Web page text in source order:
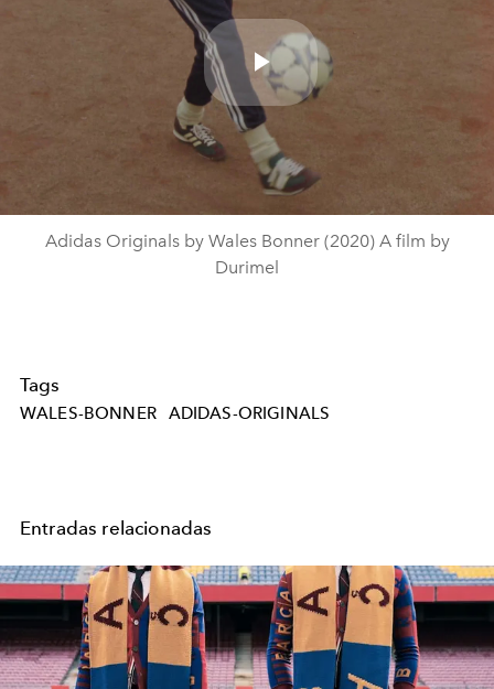
Play
Video
Adidas Originals by Wales Bonner (2020) A film by
Durimel
Tags
WALES-BONNER ADIDAS-ORIGINALS
Entradas relacionadas